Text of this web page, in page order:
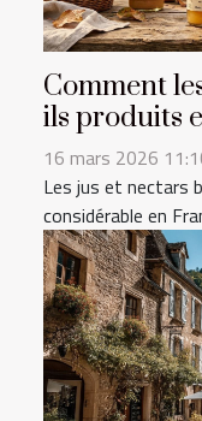
Comment
ils produits
16 mars 2026
Les jus et nectars
considérable en